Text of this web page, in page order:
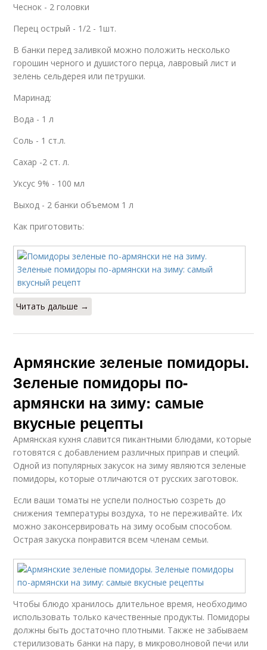
Чеснок - 2 головки
Перец острый - 1/2 - 1шт.
В банки перед заливкой можно положить несколько
горошин черного и душистого перца, лавровый лист и
зелень сельдерея или петрушки.
Маринад:
Вода - 1 л
Соль - 1 ст.л.
Сахар -2 ст. л.
Уксус 9% - 100 мл
Выход - 2 банки объемом 1 л
Как приготовить:
Читать дальше →
Армянские зеленые помидоры.
Зеленые помидоры по-
армянски на зиму: самые
вкусные рецепты
Армянская кухня славится пикантными блюдами, которые
готовятся с добавлением различных приправ и специй.
Одной из популярных закусок на зиму являются зеленые
помидоры, которые отличаются от русских заготовок.
Если ваши томаты не успели полностью созреть до
снижения температуры воздуха, то не переживайте. Их
можно законсервировать на зиму особым способом.
Острая закуска понравится всем членам семьи.
Чтобы блюдо хранилось длительное время, необходимо
использовать только качественные продукты. Помидоры
должны быть достаточно плотными. Также не забываем
стерилизовать банки на пару, в микроволновой печи или